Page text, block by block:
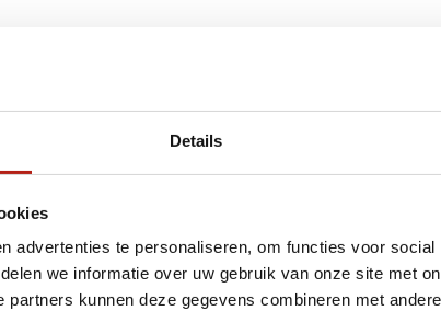
Details
advertenties te personaliseren, om functies voor
we informatie over uw gebruik van onze site met
partners kunnen deze gegevens combineren met